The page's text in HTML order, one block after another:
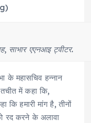
साभार एएनआइ ट्वीटर.
के महासचिव हन्नान
में कहा कि,
कि हमारी मांग है, तीनों
रद करने के अलावा